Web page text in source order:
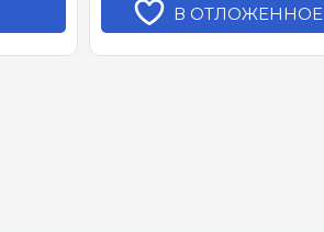
В ОТЛОЖЕННОЕ